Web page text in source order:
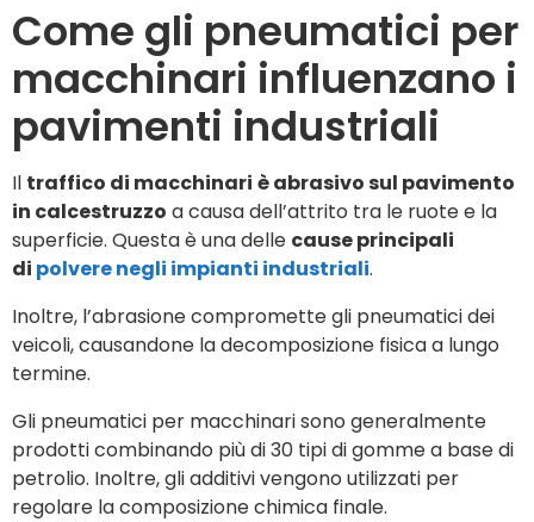
Come gli pneumatici per
macchinari influenzano i
pavimenti industriali
Il traffico di macchinari è abrasivo sul pavimento
in calcestruzzo a causa dell’attrito tra le ruote e la
superficie. Questa è una delle cause principali
di polvere negli impianti industriali.
Inoltre, l’abrasione compromette gli pneumatici dei
veicoli, causandone la decomposizione fisica a lungo
termine.
Gli pneumatici per macchinari sono generalmente
prodotti combinando più di 30 tipi di gomme a base di
petrolio. Inoltre, gli additivi vengono utilizzati per
regolare la composizione chimica finale.